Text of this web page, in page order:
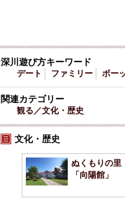
深川遊び方キーワード
デート ファミリー ボー
関連カテゴリー
観る／文化・歴史
文化・歴史
ぬくもりの里
「向陽館」